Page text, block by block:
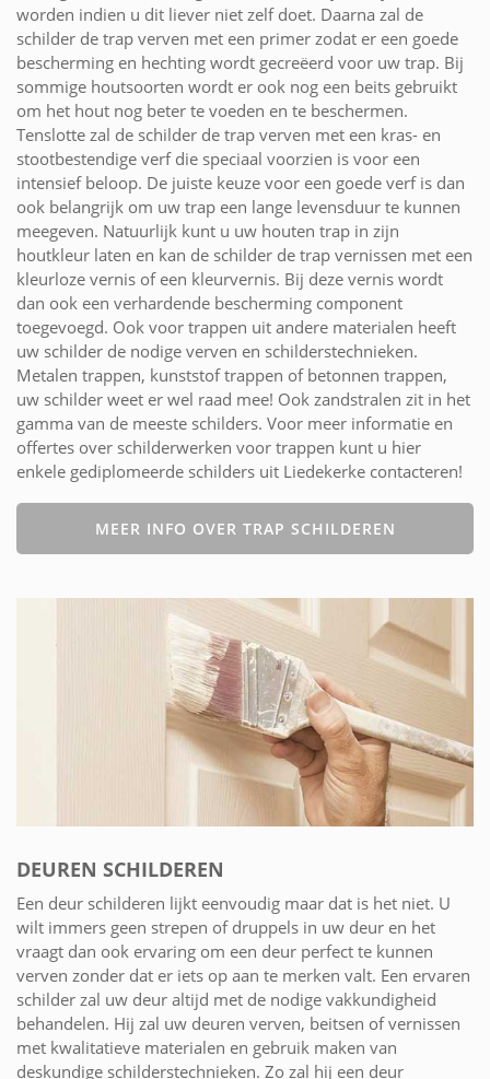
worden indien u dit liever niet zelf doet. Daarna zal de
schilder de trap verven met een primer zodat er een goede
bescherming en hechting wordt gecreëerd voor uw trap. Bij
sommige houtsoorten wordt er ook nog een beits gebruikt
om het hout nog beter te voeden en te beschermen.
Tenslotte zal de schilder de trap verven met een kras- en
stootbestendige verf die speciaal voorzien is voor een
intensief beloop. De juiste keuze voor een goede verf is dan
ook belangrijk om uw trap een lange levensduur te kunnen
meegeven. Natuurlijk kunt u uw houten trap in zijn
houtkleur laten en kan de schilder de trap vernissen met een
kleurloze vernis of een kleurvernis. Bij deze vernis wordt
dan ook een verhardende bescherming component
toegevoegd. Ook voor trappen uit andere materialen heeft
uw schilder de nodige verven en schilderstechnieken.
Metalen trappen, kunststof trappen of betonnen trappen,
uw schilder weet er wel raad mee! Ook zandstralen zit in het
gamma van de meeste schilders. Voor meer informatie en
offertes over schilderwerken voor trappen kunt u hier
enkele gediplomeerde schilders uit Liedekerke contacteren!
MEER INFO OVER TRAP SCHILDEREN
DEUREN SCHILDEREN
Een deur schilderen lijkt eenvoudig maar dat is het niet. U
wilt immers geen strepen of druppels in uw deur en het
vraagt dan ook ervaring om een deur perfect te kunnen
verven zonder dat er iets op aan te merken valt. Een ervaren
schilder zal uw deur altijd met de nodige vakkundigheid
behandelen. Hij zal uw deuren verven, beitsen of vernissen
met kwalitatieve materialen en gebruik maken van
deskundige schilderstechnieken. Zo zal hij een deur